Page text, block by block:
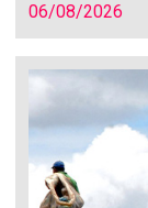
06/08/2026